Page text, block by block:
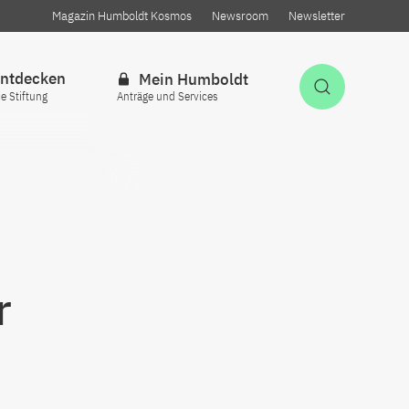
Magazin Humboldt Kosmos Newsroom Newsletter
Stiftung
Mein Humboldt
Anträge und Services